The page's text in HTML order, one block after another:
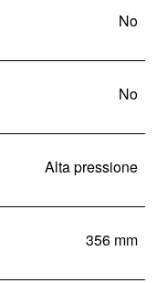
No
No
Alta pressione
356 mm